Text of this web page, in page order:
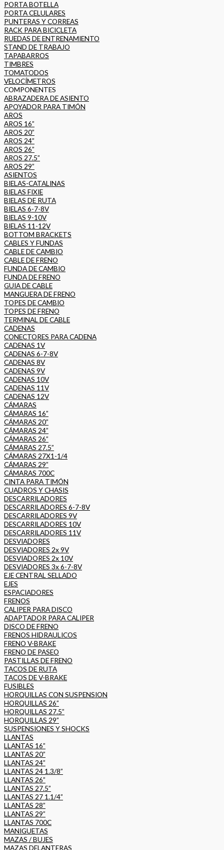
PORTA BOTELLA
PORTA CELULARES
PUNTERAS Y CORREAS
RACK PARA BICICLETA
RUEDAS DE ENTRENAMIENTO
STAND DE TRABAJO
TAPABARROS
TIMBRES
TOMATODOS
VELOCÍMETROS
COMPONENTES
ABRAZADERA DE ASIENTO
APOYADOR PARA TIMÓN
AROS
AROS 16”
AROS 20”
AROS 24”
AROS 26”
AROS 27.5”
AROS 29”
ASIENTOS
BIELAS-CATALINAS
BIELAS FIXIE
BIELAS DE RUTA
BIELAS 6-7-8V
BIELAS 9-10V
BIELAS 11-12V
BOTTOM BRACKETS
CABLES Y FUNDAS
CABLE DE CAMBIO
CABLE DE FRENO
FUNDA DE CAMBIO
FUNDA DE FRENO
GUIA DE CABLE
MANGUERA DE FRENO
TOPES DE CAMBIO
TOPES DE FRENO
TERMINAL DE CABLE
CADENAS
CONECTORES PARA CADENA
CADENAS 1V
CADENAS 6-7-8V
CADENAS 8V
CADENAS 9V
CADENAS 10V
CADENAS 11V
CADENAS 12V
CÁMARAS
CÁMARAS 16”
CÁMARAS 20”
CÁMARAS 24”
CÁMARAS 26”
CÁMARAS 27.5”
CÁMARAS 27X1-1/4
CÁMARAS 29”
CÁMARAS 700C
CINTA PARA TIMÓN
CUADROS Y CHASIS
DESCARRILADORES
DESCARRILADORES 6-7-8V
DESCARRILADORES 9V
DESCARRILADORES 10V
DESCARRILADORES 11V
DESVIADORES
DESVIADORES 2x 9V
DESVIADORES 2x 10V
DESVIADORES 3x 6-7-8V
EJE CENTRAL SELLADO
EJES
ESPACIADORES
FRENOS
CALIPER PARA DISCO
ADAPTADOR PARA CALIPER
DISCO DE FRENO
FRENOS HIDRAULICOS
FRENO V-BRAKE
FRENO DE PASEO
PASTILLAS DE FRENO
TACOS DE RUTA
TACOS DE V-BRAKE
FUSIBLES
HORQUILLAS CON SUSPENSION
HORQUILLAS 26”
HORQUILLAS 27.5”
HORQUILLAS 29”
SUSPENSIONES Y SHOCKS
LLANTAS
LLANTAS 16”
LLANTAS 20”
LLANTAS 24”
LLANTAS 24 1.3/8”
LLANTAS 26”
LLANTAS 27.5”
LLANTAS 27 1.1/4”
LLANTAS 28”
LLANTAS 29”
LLANTAS 700C
MANIGUETAS
MAZAS / BUJES
MAZAS DELANTERAS